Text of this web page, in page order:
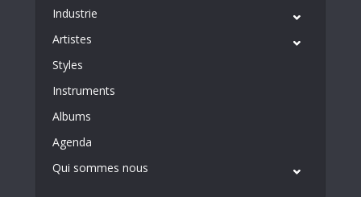
Industrie
Artistes
Styles
Instruments
Albums
Agenda
Qui sommes nous